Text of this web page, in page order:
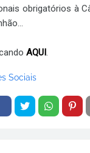
obrigatórios à
AQUI.
Sociais